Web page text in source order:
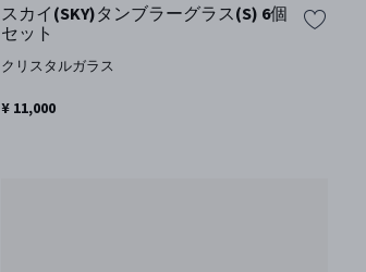
スカイ(SKY)タンブラーグラス(S) 6個
セット
クリスタルガラス
¥ 11,000